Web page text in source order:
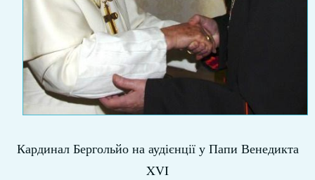
Кардинал Бергольйо на аудієнції у Папи Венедикта
XVI